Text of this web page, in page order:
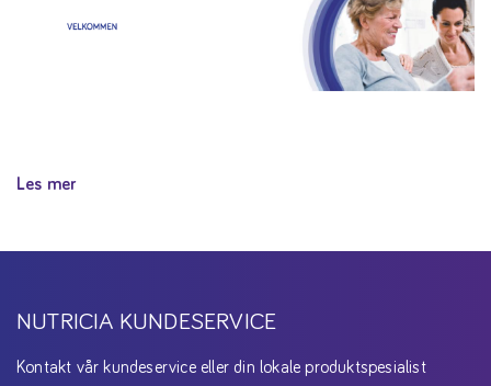
Les mer
NUTRICIA KUNDESERVICE
Kontakt vår kundeservice eller din lokale produktspesialist